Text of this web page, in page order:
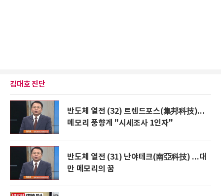
김대호 진단
반도체 열전 (32) 트렌드포스(集邦科技)...
메모리 풍향계 "시세조사 1인자"
반도체 열전 (31) 난야테크(南亞科技) ...대
만 메모리의 꿈